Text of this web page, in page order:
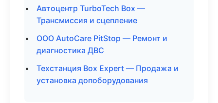
Автоцентр TurboTech Box —
Трансмиссия и сцепление
ООО AutoCare PitStop — Ремонт и
диагностика ДВС
Техстанция Box Expert — Продажа и
установка допоборудования